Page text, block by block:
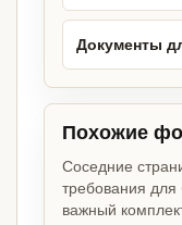
Документы
Похожие
Соседние
требования для
важный